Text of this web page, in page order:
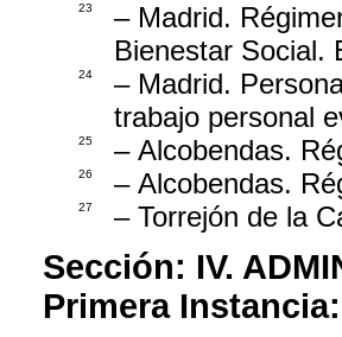
23
– Madrid.
Bienestar Social.
24
– Madrid.
trabajo personal
25 – Alcobendas.
26 – Alcobendas.
27 – Torrejón de la
Sección: IV.
Primera Instancia: